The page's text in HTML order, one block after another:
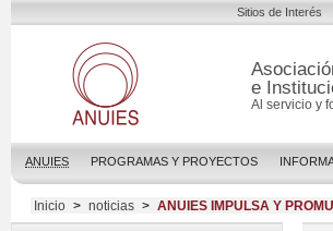
e
Al servicio y
ANUIES PROGRAMAS Y PROYECTOS
Sitios de Interés
Inicio > noticias > ANUIES IMPULSA Y